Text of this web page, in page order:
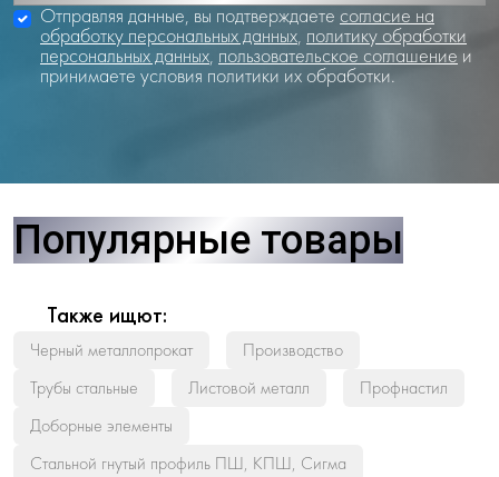
Отправляя данные, вы подтверждаете согласие на
обработку персональных данных, политику обработки
персональных данных, пользовательское соглашение и
принимаете условия политики их обработки.
Популярные товары
Также ищют:
Черный металлопрокат
Производство
Трубы стальные
Листовой металл
Профнастил
Доборные элементы
Стальной гнутый профиль ПШ, КПШ, Сигма